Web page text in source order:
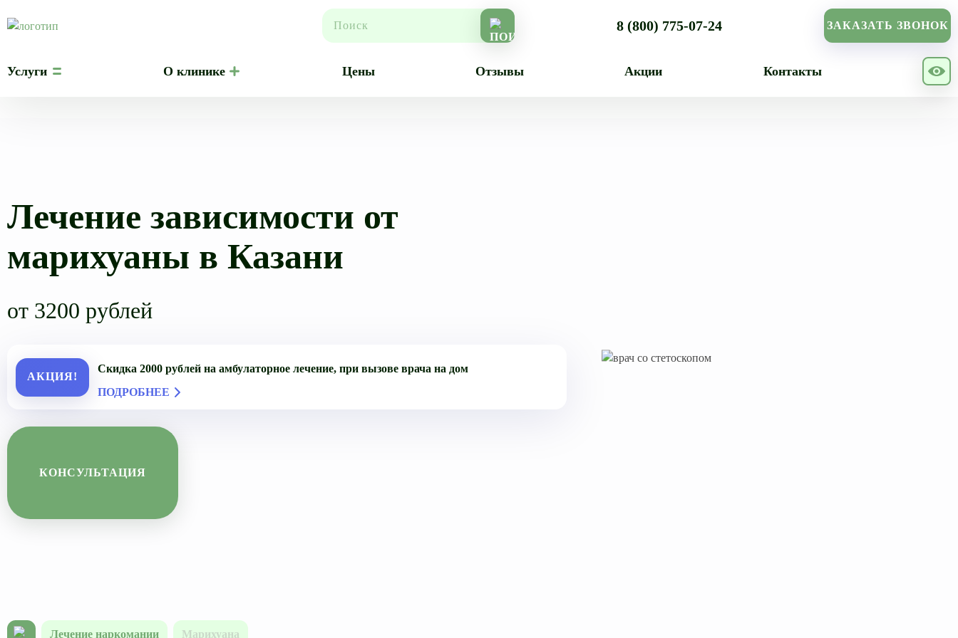
8 (800) 775-07-24 ЗАКАЗАТЬ ЗВОНОК
Услуги О клинике Цены Отзывы Акции Контакты
Лечение зависимости от
марихуаны в Казани
от 3200 рублей
АКЦИЯ!
Скидка 2000 рублей на амбулаторное лечение, при вызове врача на дом
ПОДРОБНЕЕ
КОНСУЛЬТАЦИЯ
Лечение наркомании Марихуана